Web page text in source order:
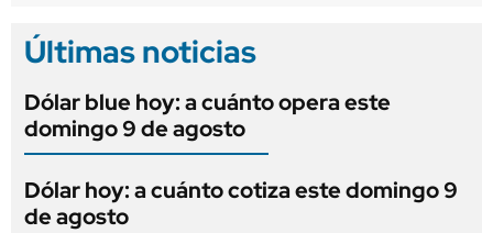
Últimas noticias
Dólar blue hoy: a cuánto opera este
domingo 9 de agosto
Dólar hoy: a cuánto cotiza este domingo 9
de agosto